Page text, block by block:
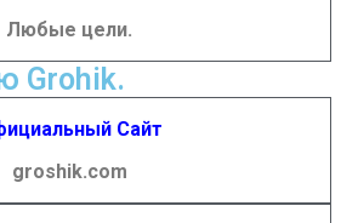
Любые цели.
Grohik.
Сайт
groshik.com